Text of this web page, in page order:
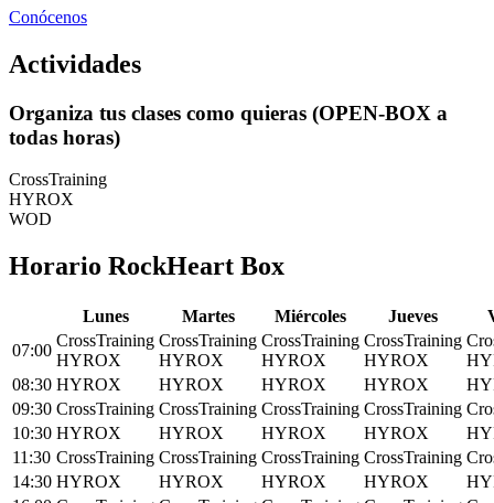
Conócenos
Actividades
Organiza tus clases como quieras (OPEN-BOX a
todas horas)
CrossTraining
HYROX
WOD
Horario RockHeart Box
Lunes Martes Miércoles Jueves
07:00
CrossTraining
HYROX
CrossTraining
HYROX
CrossTraining
HYROX
CrossTraining
HYROX
08:30 HYROX HYROX HYROX HYROX
09:30 CrossTraining CrossTraining CrossTraining CrossTraining
10:30 HYROX HYROX HYROX HYROX
11:30 CrossTraining CrossTraining CrossTraining CrossTraining
14:30 HYROX HYROX HYROX HYROX